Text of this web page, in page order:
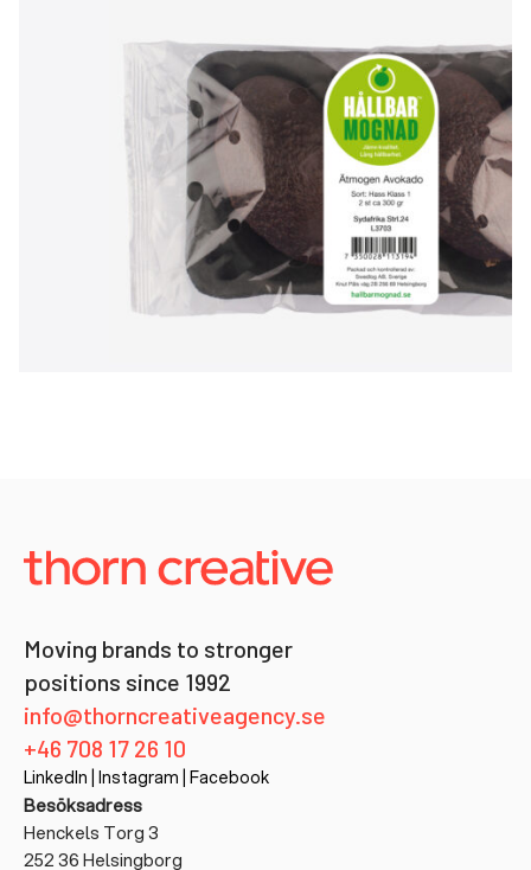
Moving brands to stronger
positions since 1992
info@thorncreativeagency.se
+46 708 17 26 10
LinkedIn Instagram Facebook
Besöksadress
Henckels Torg 3
252 36 Helsingborg